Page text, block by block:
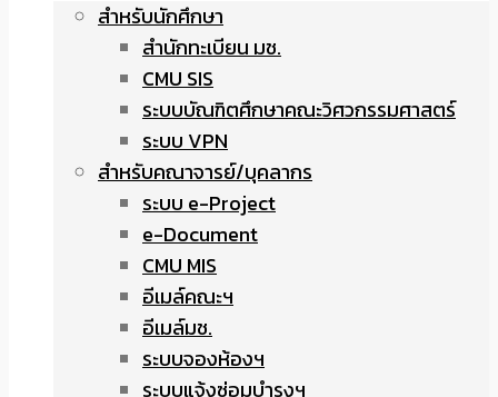
สำหรับนักศึกษา
สำนักทะเบียน มช.
CMU SIS
ระบบบัณฑิตศึกษาคณะวิศวกรรมศาสตร์
ระบบ VPN
สำหรับคณาจารย์/บุคลากร
ระบบ e-Project
e-Document
CMU MIS
อีเมล์คณะฯ
อีเมล์มช.
ระบบจองห้องฯ
ระบบแจ้งซ่อมบำรุงฯ